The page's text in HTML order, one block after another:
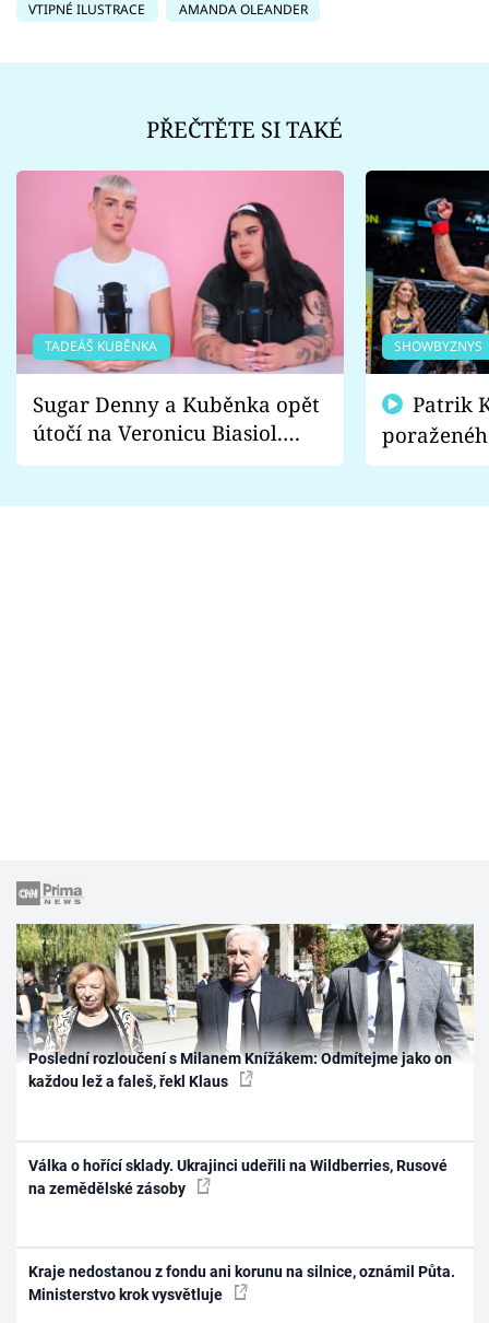
VTIPNÉ ILUSTRACE AMANDA OLEANDER
PŘEČTĚTE SI TAKÉ
TADEÁŠ KUBĚNKA
Sugar Denny a Kuběnka opět
útočí na Veronicu Biasiol.
Proč je podle nich falešná a
SHOWBYZNYS
fanoušci
Poslední rozloučení s Milanem Knížákem: Odmítejme jako on
každou lež a faleš, řekl Klaus
Válka o hořící sklady. Ukrajinci udeřili na Wildberries, Rusové
na zemědělské zásoby
Kraje nedostanou z fondu ani korunu na silnice, oznámil Půta.
Ministerstvo krok vysvětluje